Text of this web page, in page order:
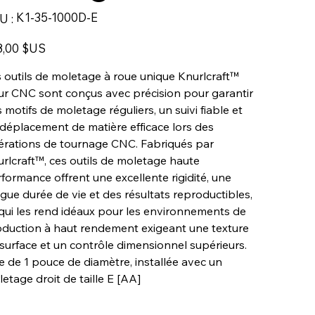
: SKU
K1-
E
K1-35-1000D-E
$US
outils de moletage à roue unique Knurlcraft™
CNC sont conçus avec précision pour garantir
motifs de moletage réguliers, un suivi fiable et
de matière efficace lors des
de tournage CNC. Fabriqués par
ces outils de moletage haute
offrent une excellente rigidité, une
durée de vie et des résultats reproductibles,
les rend idéaux pour les environnements de
à haut rendement exigeant une texture
et un contrôle dimensionnel supérieurs.
de 1 pouce de diamètre, installée avec un
droit de taille E [AA]